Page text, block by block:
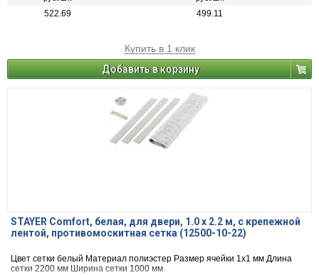
522.69 499.11
Купить в 1 клик
Добавить в корзину
STAYER Comfort, белая, для двери, 1.0 х 2.2 м, с крепежной
лентой, противомоскитная сетка (12500-10-22)
Цвет сетки белый Материал полиэстер Размер ячейки 1х1 мм Длина
сетки 2200 мм Ширина сетки 1000 мм